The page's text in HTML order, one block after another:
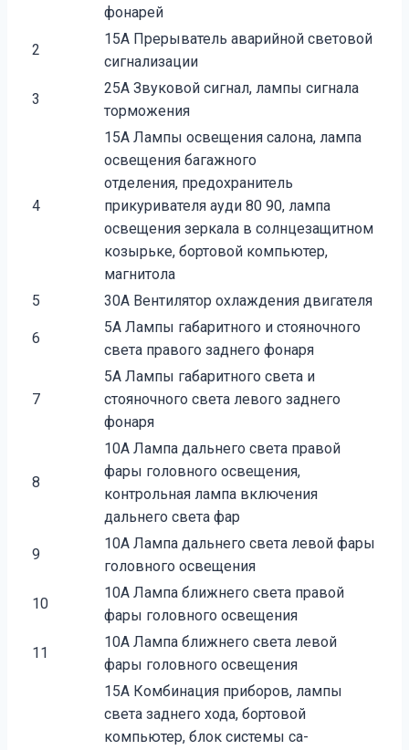
фонарей
2
15А Прерыватель аварийной световой
сигнализа­ции
3
25А Звуковой сигнал, лампы сигнала
торможения
4
15А Лампы освещения салона, лампа
освещения багажного
отделения, предохранитель
прикуривателя ауди 80 90, лампа
освещения зеркала в солнцезащитном
ко­зырьке, бортовой компьютер,
магнитола
5
30А Вентилятор охлаждения двигателя
6
5А Лампы габаритного и стояночного
света пра­вого заднего фонаря
7
5А Лампы габаритного света и
стояночного све­та левого заднего
фонаря
8
10А Лампа дальнего света правой
фары головно­го освещения,
контрольная лампа включения
дальнего света фар
9
10А Лампа дальнего света левой фары
головного освещения
10
10А Лампа ближнего света правой
фары головно­го освещения
11
10А Лампа ближнего света левой
фары головного освещения
15А Комбинация приборов, лампы
света заднего хода, бортовой
компьютер, блок системы са­